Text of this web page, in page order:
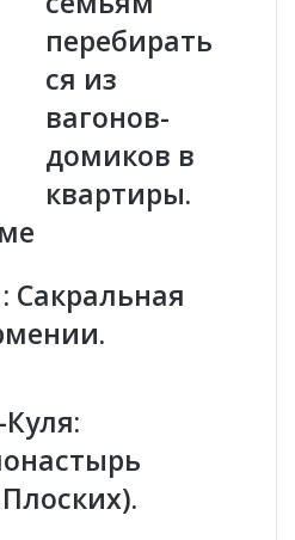
и
б
а
г
о
т
и
е
н
й
ф
перебирать
ся из
вагонов-
домиков в
квартиры.
Сакральная